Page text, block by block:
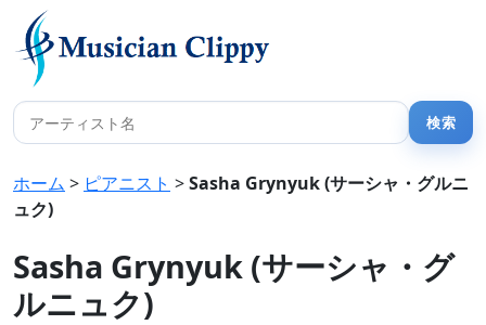
ホーム > ピアニスト >Sasha Grynyuk (サーシャ・グルニ
ュク)
Sasha Grynyuk (サーシャ・グ
ルニュク)